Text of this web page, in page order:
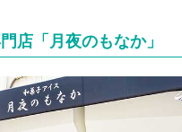
店「月夜のもなか」